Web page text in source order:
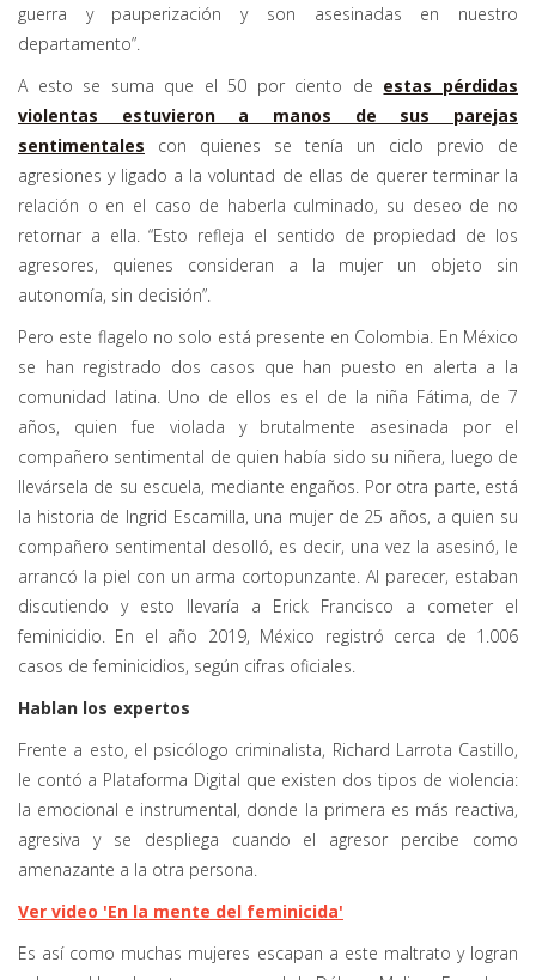
guerra y pauperización y son asesinadas en nuestro
departamento”.
A esto se suma que el 50 por ciento de estas pérdidas
violentas estuvieron a manos de sus parejas
sentimentales con quienes se tenía un ciclo previo de
agresiones y ligado a la voluntad de ellas de querer terminar la
relación o en el caso de haberla culminado, su deseo de no
retornar a ella. “Esto refleja el sentido de propiedad de los
agresores, quienes consideran a la mujer un objeto sin
autonomía, sin decisión”.
Pero este flagelo no solo está presente en Colombia. En México
se han registrado dos casos que han puesto en alerta a la
comunidad latina. Uno de ellos es el de la niña Fátima, de 7
años, quien fue violada y brutalmente asesinada por el
compañero sentimental de quien había sido su niñera, luego de
llevársela de su escuela, mediante engaños. Por otra parte, está
la historia de Ingrid Escamilla, una mujer de 25 años, a quien su
compañero sentimental desolló, es decir, una vez la asesinó, le
arrancó la piel con un arma cortopunzante. Al parecer, estaban
discutiendo y esto llevaría a Erick Francisco a cometer el
feminicidio. En el año 2019, México registró cerca de 1.006
casos de feminicidios, según cifras oficiales.
Hablan los expertos
Frente a esto, el psicólogo criminalista, Richard Larrota Castillo,
le contó a Plataforma Digital que existen dos tipos de violencia:
la emocional e instrumental, donde la primera es más reactiva,
agresiva y se despliega cuando el agresor percibe como
amenazante a la otra persona.
Ver video 'En la mente del feminicida'
Es así como muchas mujeres escapan a este maltrato y logran